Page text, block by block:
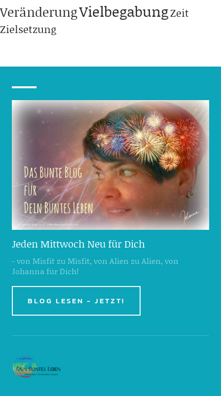
VeränderungVielbegabungZeit
Zielsetzung
Jeden Mittwoch Neu für Dich
- von Misfit zu Misfit, von Alien zu Alien, von
Johanna für Dich!
BLOG LESEN - JETZT!